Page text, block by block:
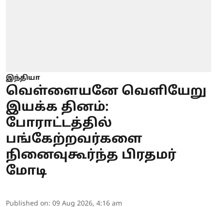
இந்தியா
வெள்ளையனே வெளியேறு
இயக்க தினம்:
போராட்டத்தில்
பங்கேற்றவர்களை
நினைவுகூர்ந்த பிரதமர்
மோடி
Published on: 09 Aug 2026, 4:16 am